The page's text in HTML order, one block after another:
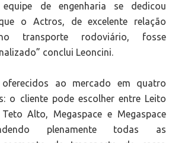
de engenharia se dedicou
o Actros, de excelente relação
transporte rodoviário, fosse
conclui Leoncini.
ao mercado em quatro
o cliente pode escolher entre Leito
Alto, Megaspace e Megaspace
plenamente todas as